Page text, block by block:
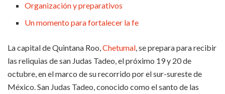
Organización y preparativos
Un momento para fortalecer la fe
La capital de Quintana Roo,Chetumal, se prepara para recibir
las reliquias de san Judas Tadeo, el próximo 19 y 20 de
octubre, en el marco de su recorrido por el sur-sureste de
México. San Judas Tadeo, conocido como el santo de las